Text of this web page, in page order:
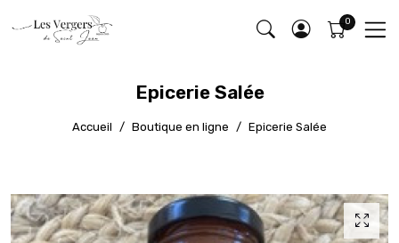
Epicerie Salée
Accueil Boutique en ligne Epicerie Salée